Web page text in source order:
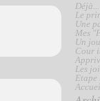
Déjà...
Le
Une
Mes
Un
Cour
Les
Etape